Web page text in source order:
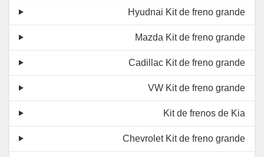
Hyudnai Kit de freno grande
Mazda Kit de freno grande
Cadillac Kit de freno grande
VW Kit de freno grande
Kit de frenos de Kia
Chevrolet Kit de freno grande